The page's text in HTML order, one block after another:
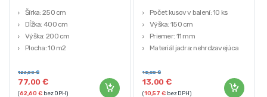
Šírka: 250 cm
Dĺžka: 400 cm
Výška: 200 cm
Plocha: 10 m2
filtrom
77,00€
126,00€
(62,60€bez DPH)
Počet kusov v balení: 10 ks
Výška: 150 cm
Priemer: 11 mm
Materiál jadra: nehrdzavejúca
Materiál povrchovej úpravy: PE
13,00€
18,00€
(10,57€bez DPH)